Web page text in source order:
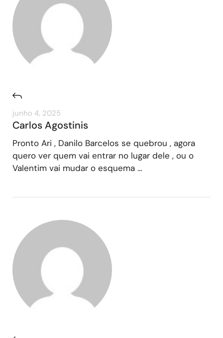
junho 4, 2025
Carlos Agostinis
Pronto Ari , Danilo Barcelos se quebrou , agora
quero ver quem vai entrar no lugar dele , ou o
Valentim vai mudar o esquema …